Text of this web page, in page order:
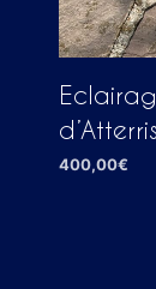
400,00€